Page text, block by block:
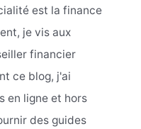
est la finance
je vis aux
financier
ce blog, j'ai
en ligne et hors
des guides